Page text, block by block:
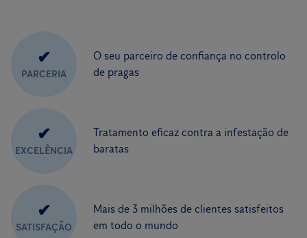
✔
PARCERIA
O seu parceiro de confiança no controlo
de pragas
✔
EXCELÊNCIA
Tratamento eficaz contra a infestação de
baratas
✔
SATISFAÇÃO
Mais de 3 milhões de clientes satisfeitos
em todo o mundo